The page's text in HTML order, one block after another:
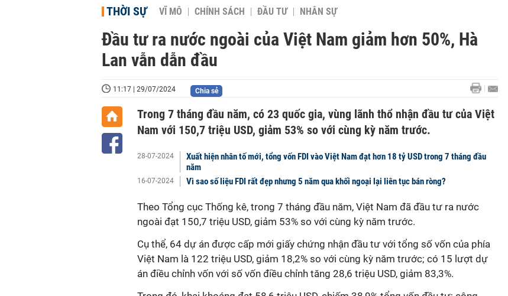
THỜI SỰ VĨ MÔ CHÍNH SÁCH ĐẦU TƯ NHÂN SỰ
Đầu tư ra nước ngoài của Việt Nam giảm hơn 50%, Hà
Lan vẫn dẫn đầu
11:17 | 29/07/2024 Chia sẻ
Trong 7 tháng đầu năm, có 23 quốc gia, vùng lãnh thổ nhận đầu tư của Việt
Nam với 150,7 triệu USD, giảm 53% so với cùng kỳ năm trước.
28-07-2024
Xuất hiện nhân tố mới, tổng vốn FDI vào Việt Nam đạt hơn 18 tỷ USD trong 7 tháng đầu
năm
16-07-2024 Vì sao số liệu FDI rất đẹp nhưng 5 năm qua khối ngoại lại liên tục bán ròng?
Theo Tổng cục Thống kê, trong 7 tháng đầu năm, Việt Nam đã đầu tư ra nước
ngoài đạt 150,7 triệu USD, giảm 53% so với cùng kỳ năm trước.
Cụ thể, 64 dự án được cấp mới giấy chứng nhận đầu tư với tổng số vốn của phía
Việt Nam là 122 triệu USD, giảm 18,2% so với cùng kỳ năm trước; có 15 lượt dự
án điều chỉnh vốn với số vốn điều chỉnh tăng 28,6 triệu USD, giảm 83,3%.